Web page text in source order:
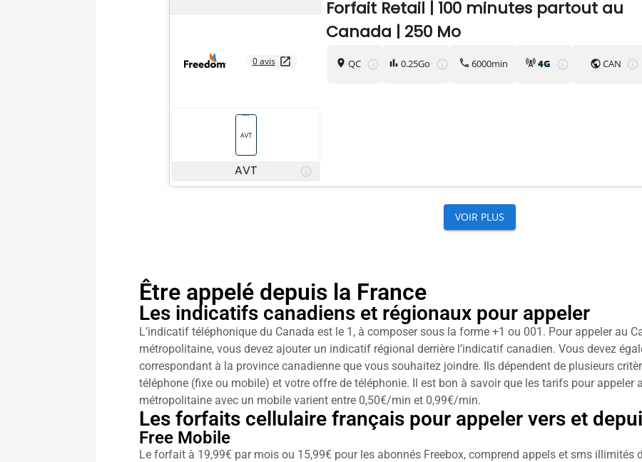
Être appelé depuis la France
Les indicatifs canadiens et régionaux pour appeler
L’indicatif téléphonique du Canada est le 1, à composer sous la forme +1 ou 001. Pour appeler au
métropolitaine, vous devez ajouter un indicatif régional derrière l’indicatif canadien. Vous devez
correspondant à la province canadienne que vous souhaitez joindre. Ils dépendent de plusieurs
téléphone (fixe ou mobile) et votre offre de téléphonie. Il est bon à savoir que les tarifs pour appeler
métropolitaine avec un mobile varient entre 0,50€/min et 0,99€/min.
Les forfaits cellulaire français pour appeler vers et
Free Mobile
Le forfait à 19,99€ par mois ou 15,99€ pour les abonnés Freebox, comprend appels et sms illimités